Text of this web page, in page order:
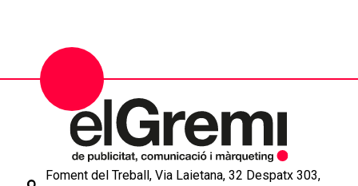
Foment del Treball, Via Laietana, 32 Despatx 303,